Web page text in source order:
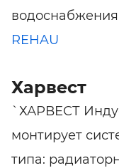
REHAU
Харвест
`ХАРВЕСТ
монтирует
типа: